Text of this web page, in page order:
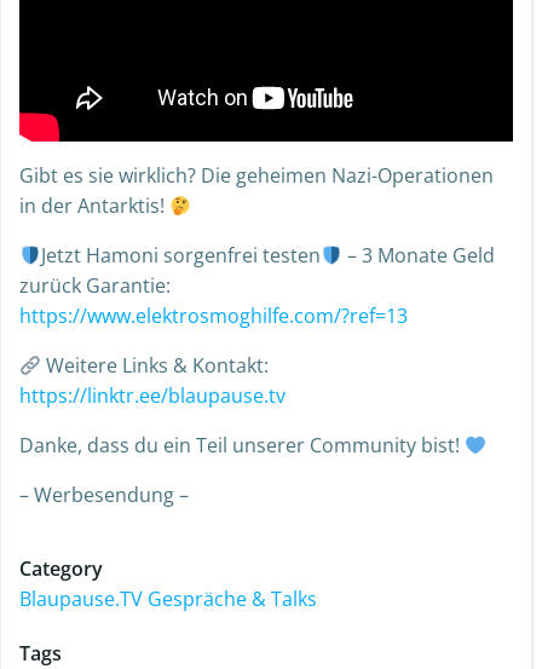
Gibt es sie wirklich? Die geheimen Nazi-Operationen
in der Antarktis!
Jetzt Hamoni sorgenfrei testen
– 3 Monate Geld
zurück Garantie:
https://www.elektrosmoghilfe.com/?ref=13
Weitere Links & Kontakt:
https://linktr.ee/blaupause.tv
Danke, dass du ein Teil unserer Community bist!
– Werbesendung –
Category
Blaupause.TV Gespräche & Talks
Tags